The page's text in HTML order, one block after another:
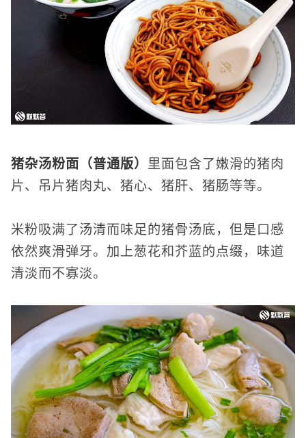
猪杂汤粉面（普通版） 里面包含了嫩滑的猪肉
片、吊片猪肉丸、猪心、猪肝、猪肠等等。
米粉吸满了汤清而味足的猪骨汤底，但是口感
依然爽滑弹牙。加上葱花和芥蓝的点缀，味道
清淡而不寡淡。